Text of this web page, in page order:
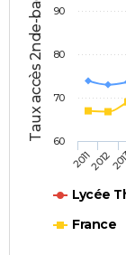
Taux accès 2nde-bac (%)
Lycée
France
20112012
60
70
80
90